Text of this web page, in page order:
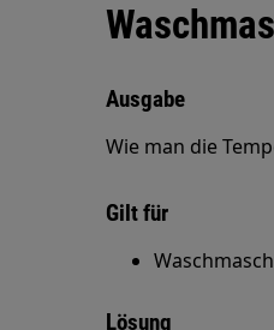
Ausgabe
Wie man die
Gilt für
Lösung